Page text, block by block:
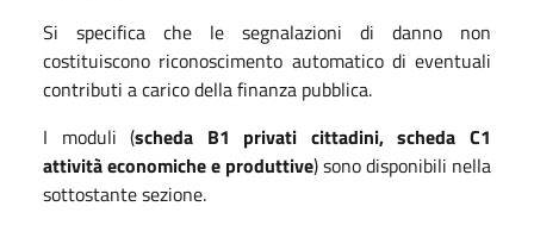
Si specifica che le segnalazioni di danno non
costituiscono riconoscimento automatico di eventuali
contributi a carico della finanza pubblica.
I moduli (scheda B1 privati cittadini, scheda C1
attività economiche e produttive) sono disponibili nella
sottostante sezione.